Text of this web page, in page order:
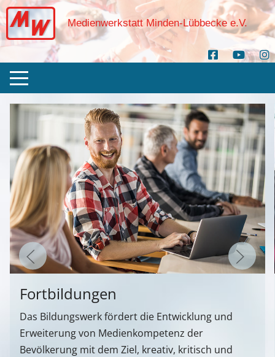
Medienwerkstatt Minden-Lübbecke e.V.
Fortbildungen
Das Bildungswerk fördert die Entwicklung und
Erweiterung von Medienkompetenz der
Bevölkerung mit dem Ziel, kreativ, kritisch und